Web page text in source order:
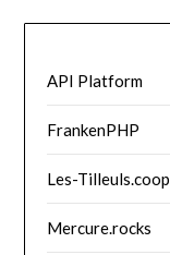
API Platform
FrankenPHP
Les-Tilleuls.coop
Mercure.rocks